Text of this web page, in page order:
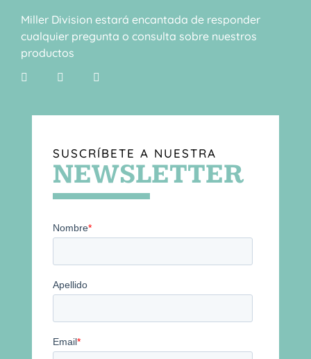
Miller Division estará encantada de responder
cualquier pregunta o consulta sobre nuestros
productos
SUSCRÍBETE A NUESTRA
NEWSLETTER